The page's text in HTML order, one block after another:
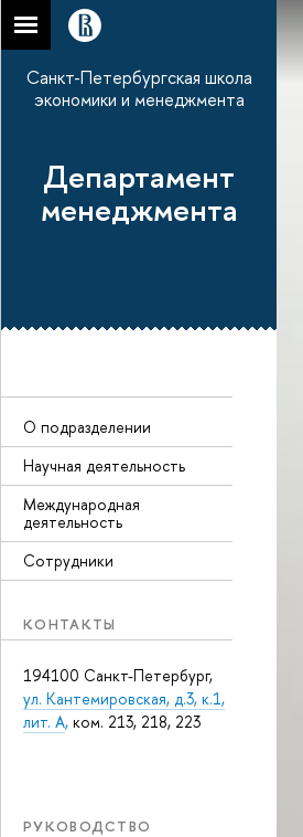
Санкт-Петербургская школа
экономики и менеджмента
Департамент
менеджмента
О подразделении
Научная деятельность
Международная
деятельность
Сотрудники
КОНТАКТЫ
194100 Санкт-Петербург,
ул. Кантемировская, д.3, к.1,
лит. А, ком. 213, 218, 223
РУКОВОДСТВО